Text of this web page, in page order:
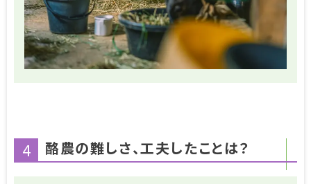
4 酪農の難しさ、工夫したことは？